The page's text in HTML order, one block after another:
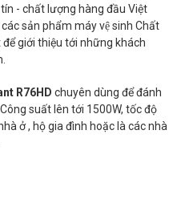
- chất lượng hàng đầu Việt
sản phẩm máy vệ sinh Chất
giới thiệu tới những khách
R76HD chuyên dùng để đánh
suất lên tới 1500W, tốc độ
ở , hộ gia đình hoặc là các nhà